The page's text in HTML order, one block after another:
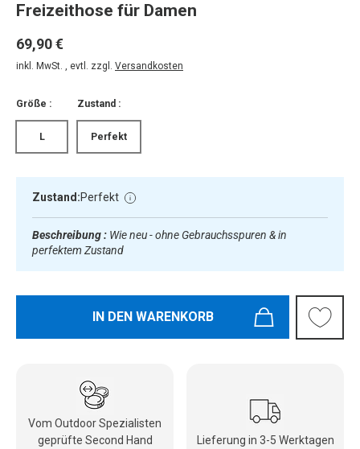
Freizeithose für Damen
69,90 €
inkl. MwSt. , evtl. zzgl. Versandkosten
Größe :
L
Zustand :
Perfekt
Zustand:Perfekt
Beschreibung : Wie neu - ohne Gebrauchsspuren & in
perfektem Zustand
IN DEN WARENKORB
Vom Outdoor Spezialisten
geprüfte Second Hand
Lieferung in 3-5 Werktagen